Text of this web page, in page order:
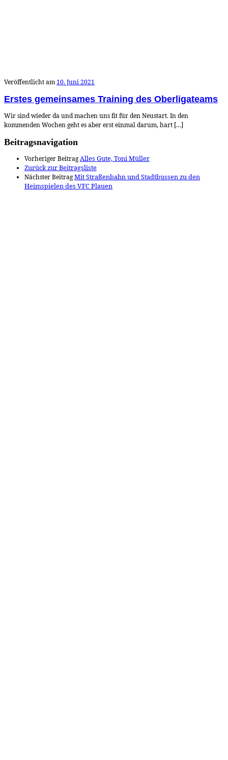
Veröffentlicht am 10. Juni 2021
Erstes gemeinsames Training des Oberligateams
Wir sind wieder da und machen uns fit für den Neustart. In den
kommenden Wochen geht es aber erst einmal darum, hart […]
Beitragsnavigation
Vorheriger BeitragAlles Gute, Toni Müller
Zurück zur Beitragsliste
Nächster BeitragMit Straßenbahn und Stadtbussen zu den
Heimspielen des VFC Plauen